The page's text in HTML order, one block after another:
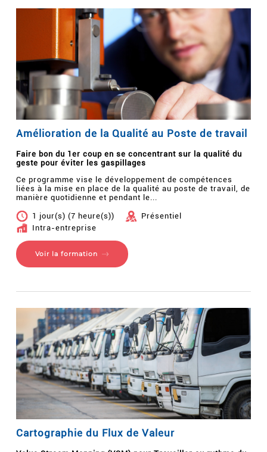
Amélioration de la Qualité au Poste de travail
Faire bon du 1er coup en se concentrant sur la qualité du
geste pour éviter les gaspillages
Ce programme vise le développement de compétences
liées à la mise en place de la qualité au poste de travail, de
manière quotidienne et pendant le...
1 jour(s) (7 heure(s))
Présentiel
Intra-entreprise
Voir la formation
Cartographie du Flux de Valeur